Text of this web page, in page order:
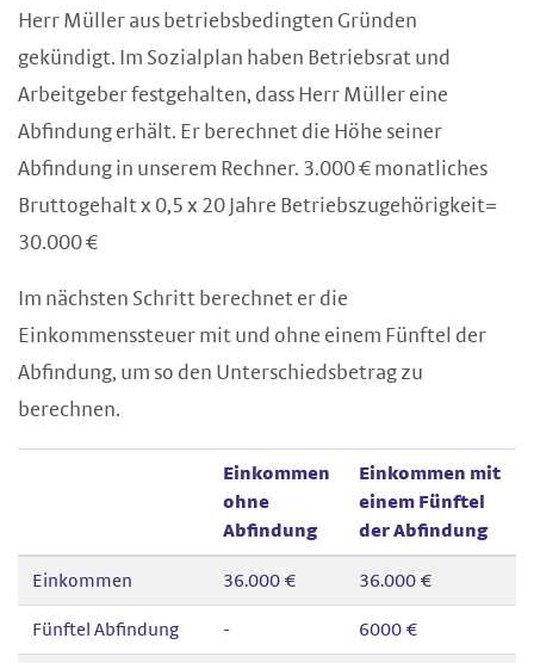
Herr Müller aus betriebsbedingten Gründen
gekündigt. Im Sozialplan haben Betriebsrat und
Arbeitgeber festgehalten, dass Herr Müller eine
Abfindung erhält. Er berechnet die Höhe seiner
Abfindung in unserem Rechner. 3.000 € monatliches
Bruttogehalt x 0,5 x 20 Jahre Betriebszugehörigkeit=
30.000 €
Im nächsten Schritt berechnet er die
Einkommenssteuer mit und ohne einem Fünftel der
Abfindung, um so den Unterschiedsbetrag zu
berechnen.
Einkommen
ohne
Abfindung
Einkommen mit
einem Fünftel
der Abfindung
Einkommen 36.000 € 36.000 €
Fünftel Abfindung - 6000 €